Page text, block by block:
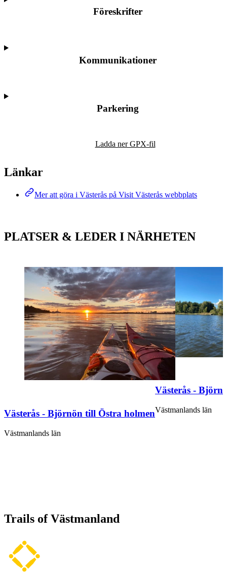
Föreskrifter
Kommunikationer
Parkering
Ladda ner GPX-fil
Länkar
Mer att göra i Västerås på Visit Västerås webbplats
PLATSER & LEDER I NÄRHETEN
Västerås - Björnön till Östra holmen
Västmanlands län
Västerås -
Västmanlands län
Trails of Västmanland